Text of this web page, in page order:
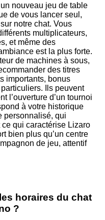
nouveau jeu de table
de vous lancer seul,
notre chat. Vous
multiplicateurs,
et même des
est la plus forte.
de machines à sous,
des titres
importants, bonus
Ils peuvent
l’ouverture d’un tournoi
à votre historique
personnalisé, qui
qui caractérise Lizaro
bien plus qu’un centre
de jeu, attentif
horaires du chat
?